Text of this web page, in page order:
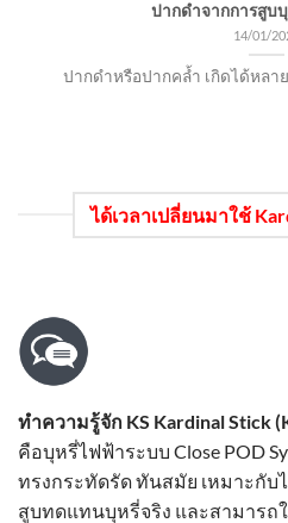
ปากดำจากการสูบ
14/01/
ปากดำหรือปากคล้ำ เกิดได้หลา
ได้เวลาเปลี่ยนมาใช้
ทำความรู้จัก KS Kardinal Stick
คือบุหรี่ไฟฟ้าระบบ Close POD
ทรงกระทัดรัด ทันสมัย เหมาะกับ
สูบทดแทนบุหรี่จริง และสามาร